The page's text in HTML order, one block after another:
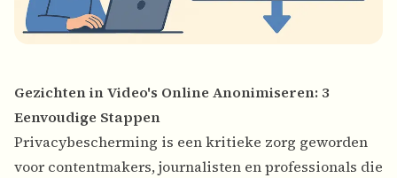
Gezichten in Video's Online Anonimiseren: 3
Eenvoudige Stappen
Privacybescherming is een kritieke zorg geworden
voor contentmakers, journalisten en professionals die